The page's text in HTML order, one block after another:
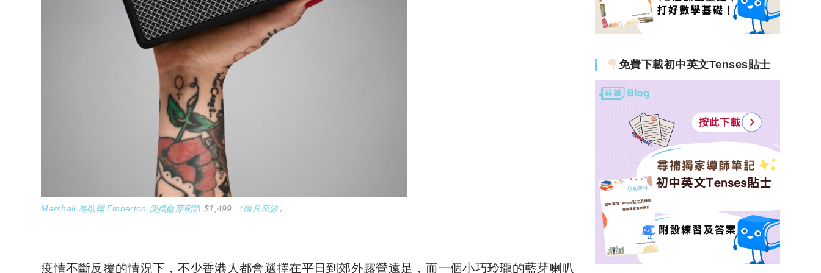
Marshall 馬歇爾 Emberton 便攜藍芽喇叭 $1,499 （圖片來源）
疫情不斷反覆的情況下，不少香港人都會選擇在平日到郊外露營遠足，而一個小巧玲瓏的藍芽喇叭
免費下載初中英文Tenses貼士